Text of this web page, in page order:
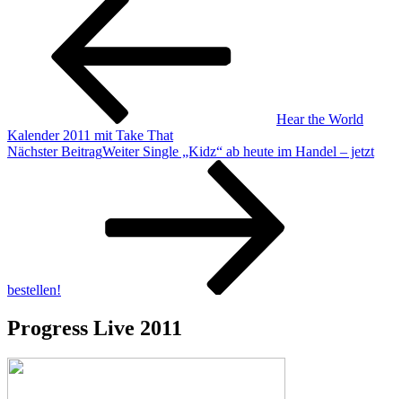
Hear the World
Kalender 2011 mit Take That
Nächster BeitragWeiter Single „Kidz“ ab heute im Handel – jetzt
bestellen!
Progress Live 2011